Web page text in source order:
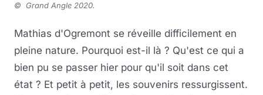
© Grand Angle 2020.
Mathias d'Ogremont se réveille difficilement en
pleine nature. Pourquoi est-il là ? Qu'est ce qui a
bien pu se passer hier pour qu'il soit dans cet
état ? Et petit à petit, les souvenirs ressurgissent.